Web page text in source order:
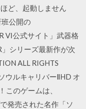
ど、起動しません
公開の
VI公式サイト」武器格
シリーズ最新作が次
ALL RIGHTS
ウルキャリバーⅡHD オ
このゲームは、
発売された名作「ソ